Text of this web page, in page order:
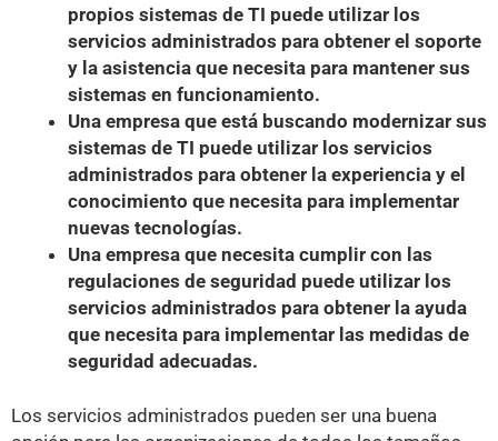
propios sistemas de TI puede utilizar los
servicios administrados para obtener el soporte
y la asistencia que necesita para mantener sus
sistemas en funcionamiento.
Una empresa que está buscando modernizar sus
sistemas de TI puede utilizar los servicios
administrados para obtener la experiencia y el
conocimiento que necesita para implementar
nuevas tecnologías.
Una empresa que necesita cumplir con las
regulaciones de seguridad puede utilizar los
servicios administrados para obtener la ayuda
que necesita para implementar las medidas de
seguridad adecuadas.
Los servicios administrados pueden ser una buena